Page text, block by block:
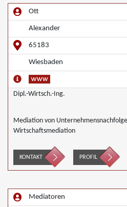
Ott
Alexander
65183
Wiesbaden
Dipl.-Wirtsch.-Ing.
Mediation von
Wirtschaftsmediation
KONTAKT PROFIL
Mediatoren